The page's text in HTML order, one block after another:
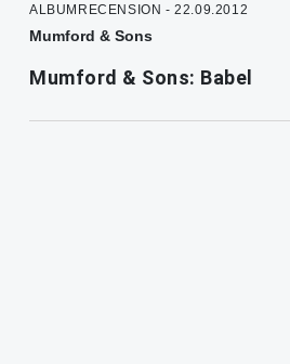
ALBUMRECENSION - 22.09.2012
Mumford & Sons
Mumford & Sons: Babel